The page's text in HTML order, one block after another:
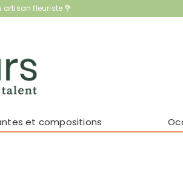
artisan fleuriste 💐
et compositions